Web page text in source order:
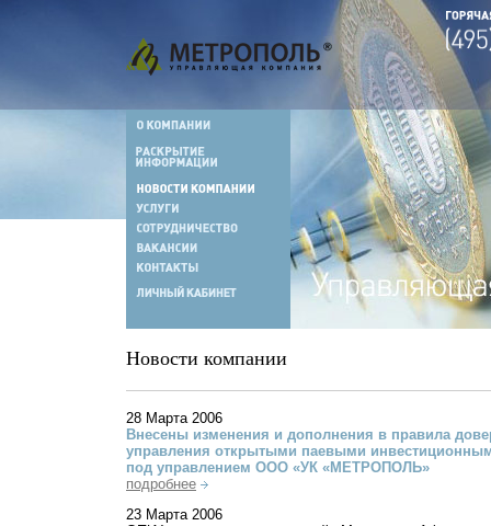
Новости компании
28 Марта 2006
Внесены изменения и дополнения в правила
управления открытыми паевыми
под управлением ООО «УК «МЕТРОПОЛЬ»
подробнее
23 Марта 2006